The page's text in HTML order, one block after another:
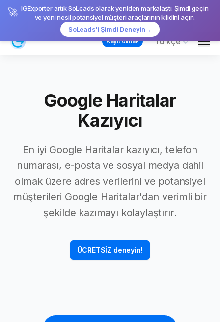
🚀 IGExporter artık SoLeads olarak yeniden markalaştı. Şimdi geçin
ve yeni nesil potansiyel müşteri araçlarının kilidini açın.
SoLeads'i Şimdi Deneyin→
Kayıt olmak Türkçe
Google Haritalar
Kazıyıcı
En iyi Google Haritalar kazıyıcı, telefon
numarası, e-posta ve sosyal medya dahil
olmak üzere adres verilerini ve potansiyel
müşterileri Google Haritalar'dan verimli bir
şekilde kazımayı kolaylaştırır.
ÜCRETSİZ deneyin!